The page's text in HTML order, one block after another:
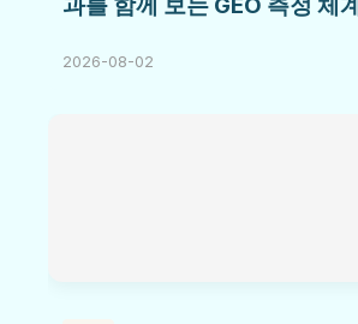
과를 함께 보는 GEO 측정 체계
2026-08-02